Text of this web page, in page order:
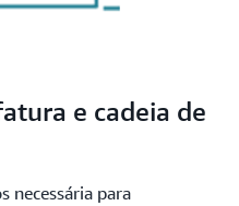
e cadeia de
necessária para